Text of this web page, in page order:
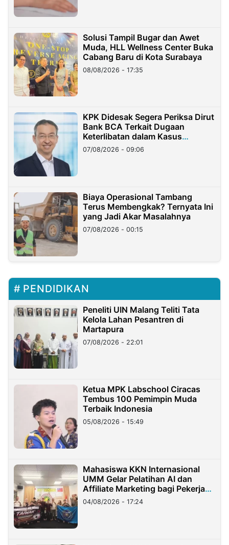
Solusi Tampil Bugar dan Awet
Muda, HLL Wellness Center Buka
Cabang Baru di Kota Surabaya
08/08/2026 - 17:35
KPK Didesak Segera Periksa Dirut
Bank BCA Terkait Dugaan
Keterlibatan dalam Kasus
Hilangnya Dana Nasabah Rp2,58
Miliar
07/08/2026 - 09:06
Biaya Operasional Tambang
Terus Membengkak? Ternyata Ini
yang Jadi Akar Masalahnya
07/08/2026 - 00:15
PENDIDIKAN
Peneliti UIN Malang Teliti Tata
Kelola Lahan Pesantren di
Martapura
07/08/2026 - 22:01
Ketua MPK Labschool Ciracas
Tembus 100 Pemimpin Muda
Terbaik Indonesia
05/08/2026 - 15:49
Mahasiswa KKN Internasional
UMM Gelar Pelatihan AI dan
Affiliate Marketing bagi Pekerja
Migran Indonesia di Taiwan
04/08/2026 - 17:24